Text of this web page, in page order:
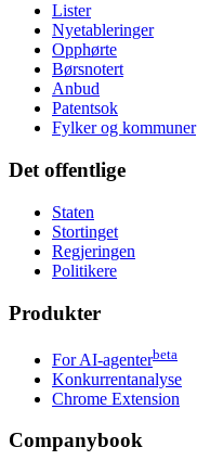
Lister
Nyetableringer
Opphørte
Børsnotert
Anbud
Patentsok
Fylker og kommuner
Det offentlige
Staten
Stortinget
Regjeringen
Politikere
Produkter
For AI-agenterbeta
Konkurrentanalyse
Chrome Extension
Companybook